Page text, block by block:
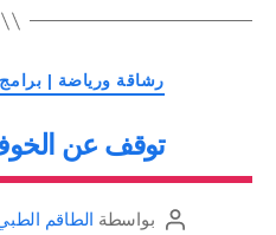
رشاقة ورياضة |
توقف عن
كاتببواسطة الطاقم